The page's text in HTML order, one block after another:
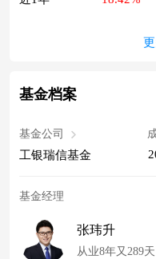
基金档案
基金公司
工银瑞信基金
基金经理
张玮升
从业8年又289